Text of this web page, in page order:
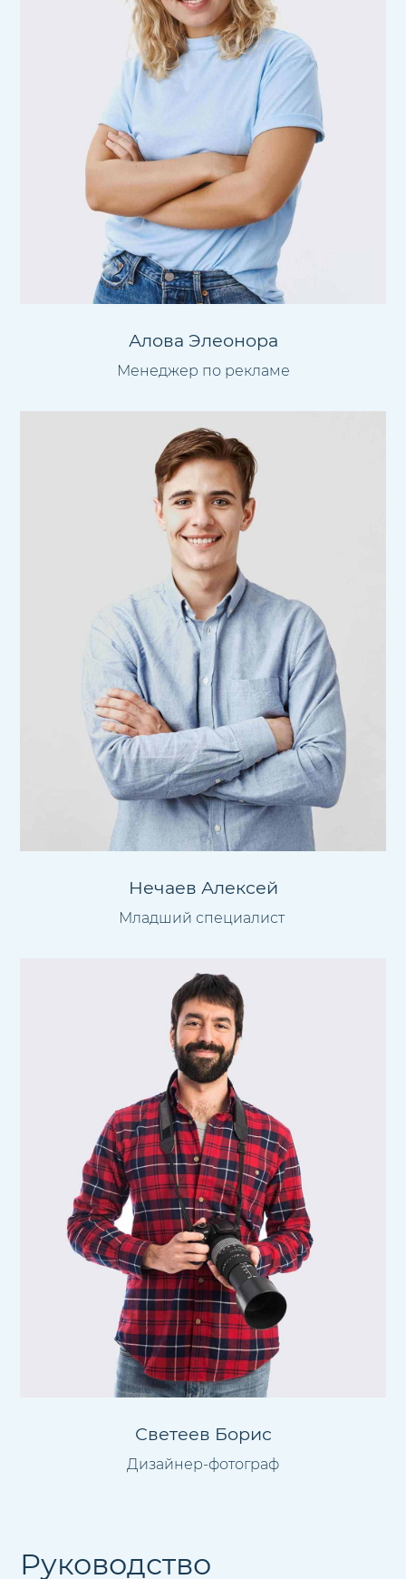
Алова Элеонора
Менеджер по рекламе
Нечаев Алексей
Младший специалист
Светеев Борис
Дизайнер-фотограф
Руководство